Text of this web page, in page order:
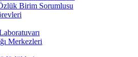
Birim Sorumlusu
Merkezleri